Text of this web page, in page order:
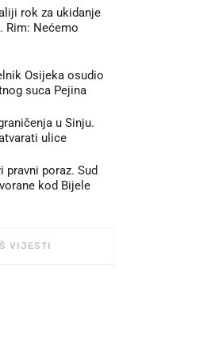
rok za ukidanje
Rim: Nećemo
Osijeka osudio
suca Pejina
u Sinju.
ulice
pravni poraz. Sud
kod Bijele
VIJESTI